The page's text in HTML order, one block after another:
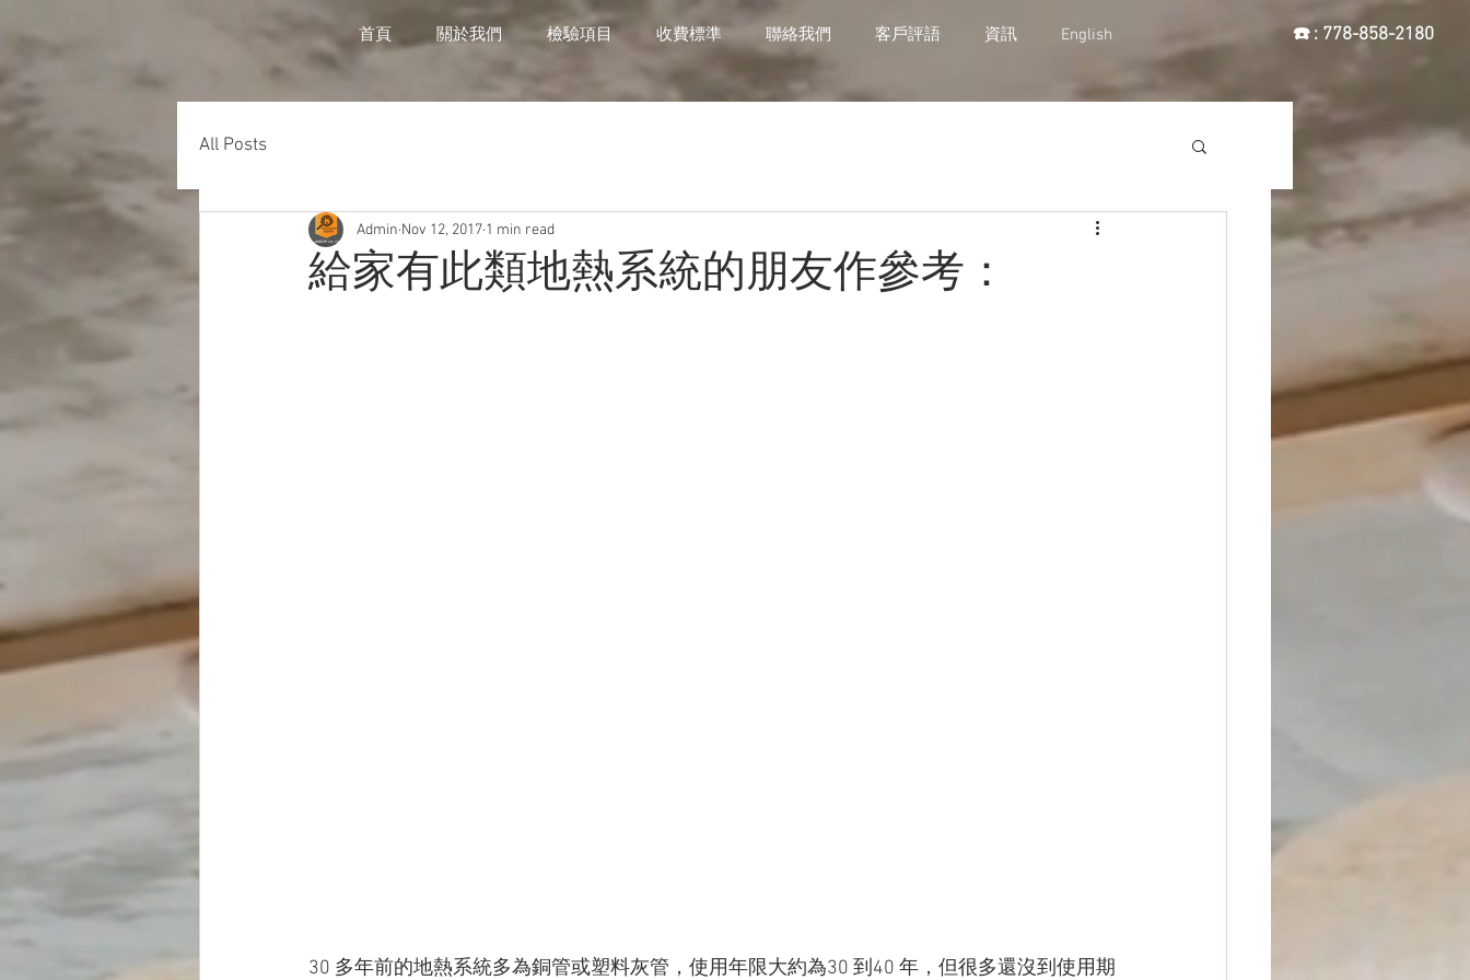
首頁 關於我們 檢驗項目 收費標準 聯絡我們 客戶評語 資訊 English ☎️ : 778-858-2180
All Posts
給家有此類地熱系統的朋友作參考：
Admin Nov 12, 2017 1 min read
30 多年前的地熱系統多為銅管或塑料灰管，使用年限大約為30 到40 年，但很多還沒到使用期